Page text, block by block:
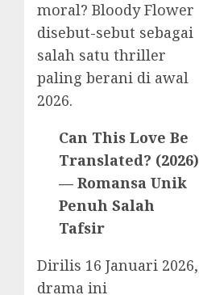
moral? Bloody Flower
disebut-sebut sebagai
salah satu thriller
paling berani di awal
2026.
Can This Love Be
Translated? (2026)
— Romansa Unik
Penuh Salah
Tafsir
Dirilis 16 Januari 2026,
drama ini